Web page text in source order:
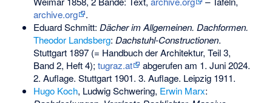
archive.org
.
Eduard Schmitt: Dächer im Allgemeinen. Dachformen.
Theodor Landsberg: Dachstuhl-Constructionen.
Stuttgart 1897 (= Handbuch der Architektur, Teil 3,
Band 2, Heft 4); tugraz.at
abgerufen am 1. Juni 2024.
2. Auflage. Stuttgart 1901. 3. Auflage. Leipzig 1911.
Hugo Koch, Ludwig Schwering, Erwin Marx: